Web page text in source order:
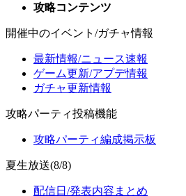
攻略コンテンツ
開催中のイベント/ガチャ情報
最新情報/ニュース速報
ゲーム更新/アプデ情報
ガチャ更新情報
攻略パーティ投稿機能
攻略パーティ編成掲示板
夏生放送(8/8)
配信日/発表内容まとめ